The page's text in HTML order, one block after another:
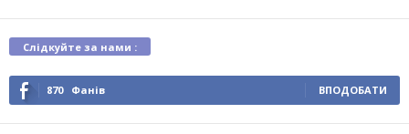
Слідкуйте за нами :
870 Фанів ВПОДОБАТИ